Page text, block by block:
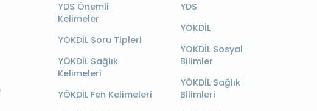
YDS Önemli
Kelimeler
YÖKDİL Soru Tipleri
YÖKDİL Sağlık
Kelimeleri
YÖKDİL Fen Kelimeleri
YDS
YÖKDİL
YÖKDİL Sosyal
Bilimler
YÖKDİL Sağlık
Bilimleri